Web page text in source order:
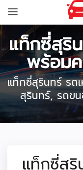
แท็กซี่สุริน
พร้อม
แท็กซี่สุรินทร์ รถ
สุรินทร์, รถข
แท็กซี่สุริ